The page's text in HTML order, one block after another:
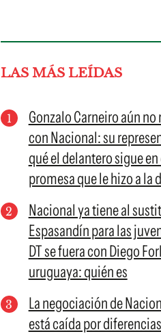
LAS MÁS LEÍDAS
Gonzalo Carneiro aún
con Nacional: su
qué el delantero sigue
promesa que le hizo a la
Nacional ya tiene al
Espasandín para las
DT se fuera con Diego
uruguaya: quién es
La negociación de
está caída por